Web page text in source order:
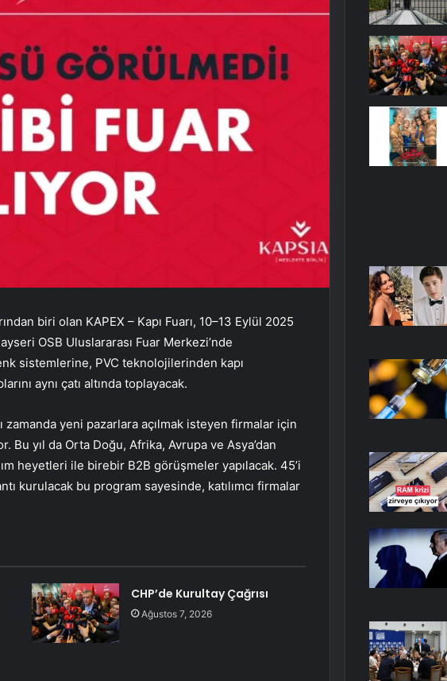
biri olan KAPEX – Kapı Fuarı, 10–13 Eylül 2025
OSB Uluslararası Fuar Merkezi’nde
sistemlerine, PVC teknolojilerinden kapı
aynı çatı altında toplayacak.
zamanda yeni pazarlara açılmak isteyen firmalar için
yıl da Orta Doğu, Afrika, Avrupa ve Asya’dan
heyetleri ile birebir B2B görüşmeler yapılacak. 45’i
kurulacak bu program sayesinde, katılımcı firmalar
CHP’de Kurultay Çağrısı
Ağustos 7, 2026